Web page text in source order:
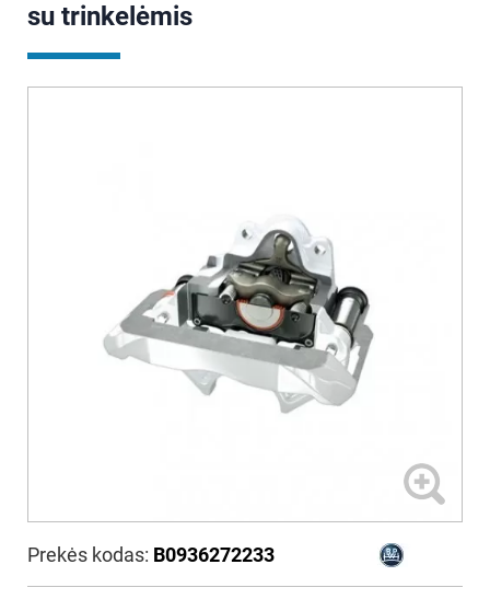
su trinkelėmis
Prekės kodas: B0936272233